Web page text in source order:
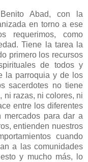
Abad, con la
en torno a ese
requerimos, como
Tiene la tarea la
primero los recursos
de todos y
la parroquia y de los
sacerdotes no tiene
ni razas, ni colores, ni
entre los diferentes
mercados para dar a
entienden nuestros
cuando
a las comunidades
y mucho más, lo